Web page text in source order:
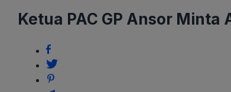
Bertindak
Dugaan
Kekerasan
Seksual
Ketua PAC GP Ansor